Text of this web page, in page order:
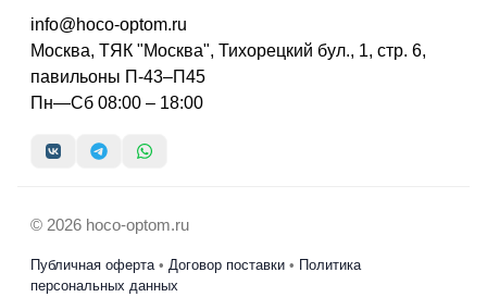
info@hoco-optom.ru
Москва, ТЯК "Москва", Тихорецкий бул., 1, стр. 6,
павильоны П-43–П45
Пн—Сб 08:00 – 18:00
© 2026 hoco-optom.ru
Публичная оферта• Договор поставки • Политика
персональных данных